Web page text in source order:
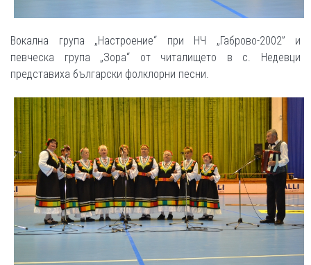
Вокална група „Настроение“ при НЧ „Габрово-2002” и
певческа група „Зора“ от читалището в с. Недевци
представиха български фолклорни песни.